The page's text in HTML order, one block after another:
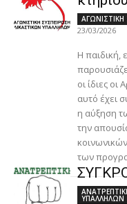
23/03/2026
Η παιδική,
οι ίδιες οι
αυτό έχει
η αύξηση
την
των
ΥΠΑΛΛΗΛΩΝ